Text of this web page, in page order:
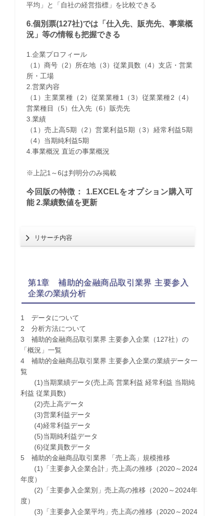
平均」と「自社の経営指標」を比較できる
6.個別票(127社)では「仕入先、販売先、事業概
況」等の情報も把握できる
1.企業プロフィール
（1）商号（2）所在地（3）従業員数（4）支店・営業
所・工場
2.営業内容
（1）主業業種（2）従業業種1（3）従業業種2（4）
営業種目（5）仕入先（6）販売先
3.業績
（1）売上高5期（2）営業利益5期（3）経常利益5期
（4）当期純利益5期
4.事業概況 直近の事業概況
※上記1～6は判明分のみ掲載
今回版の特徴： 1.EXCELをオプション購入可
能 2.業績数値を更新
リサーチ内容
第1章 補助的金融商品取引業界 主要参入
企業の業績分析
1 データについて
2 分析方法について
3 補助的金融商品取引業界 主要参入企業（127社）の
「概況」一覧
4 補助的金融商品取引業界 主要参入企業の業績データ一
覧
(1)当期業績データ(売上高 営業利益 経常利益 当期純
利益 従業員数)
(2)売上高データ
(3)営業利益データ
(4)経常利益データ
(5)当期純利益データ
(6)従業員数データ
5 補助的金融商品取引業界 「売上高」規模推移
(1)「主要参入企業合計」売上高の推移（2020～2024
年度）
(2)「主要参入企業別」売上高の推移（2020～2024年
度）
(3)「主要参入企業平均」売上高の推移（2020～2024